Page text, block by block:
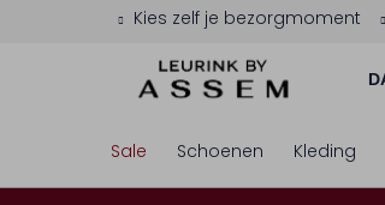
Kies zelf je bezorgmoment
Sale Schoenen Kleding